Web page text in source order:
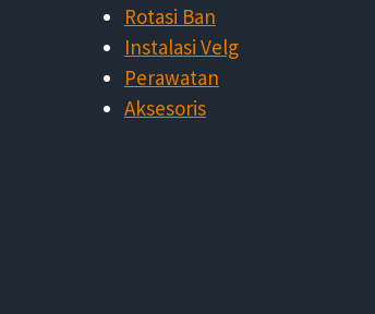
Rotasi Ban
Instalasi Velg
Perawatan
Aksesoris